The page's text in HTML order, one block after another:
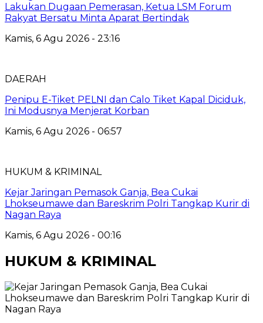
Lakukan Dugaan Pemerasan, Ketua LSM Forum
Rakyat Bersatu Minta Aparat Bertindak
Kamis, 6 Agu 2026 - 23:16
DAERAH
Penipu E-Tiket PELNI dan Calo Tiket Kapal Diciduk,
Ini Modusnya Menjerat Korban
Kamis, 6 Agu 2026 - 06:57
HUKUM & KRIMINAL
Kejar Jaringan Pemasok Ganja, Bea Cukai
Lhokseumawe dan Bareskrim Polri Tangkap Kurir di
Nagan Raya
Kamis, 6 Agu 2026 - 00:16
HUKUM & KRIMINAL